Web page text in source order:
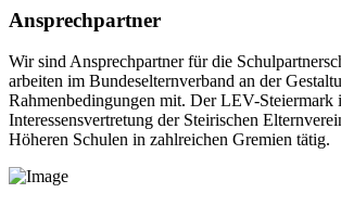
Ansprechpartner
Wir sind Ansprechpartner für die
arbeiten im Bundeselternverband an der
Rahmenbedingungen mit. Der LEV-Steiermark
Interessensvertretung der Steirischen
Höheren Schulen in zahlreichen Gremien tätig.